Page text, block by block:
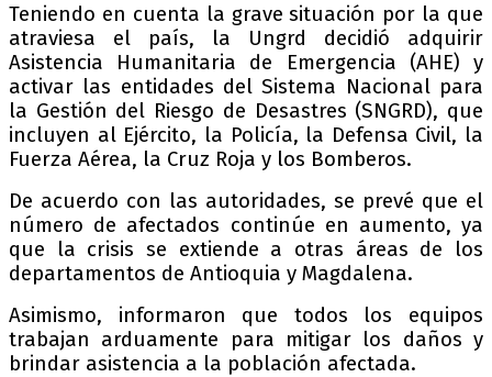
Teniendo en cuenta la grave situación por la que
atraviesa el país, la Ungrd decidió adquirir
Asistencia Humanitaria de Emergencia (AHE) y
activar las entidades del Sistema Nacional para
la Gestión del Riesgo de Desastres (SNGRD), que
incluyen al Ejército, la Policía, la Defensa Civil, la
Fuerza Aérea, la Cruz Roja y los Bomberos.
De acuerdo con las autoridades, se prevé que el
número de afectados continúe en aumento, ya
que la crisis se extiende a otras áreas de los
departamentos de Antioquia y Magdalena.
Asimismo, informaron que todos los equipos
trabajan arduamente para mitigar los daños y
brindar asistencia a la población afectada.